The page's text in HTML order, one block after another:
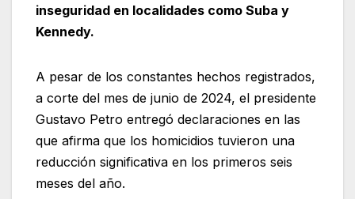
inseguridad en localidades como Suba y
Kennedy.
A pesar de los constantes hechos registrados,
a corte del mes de junio de 2024, el presidente
Gustavo Petro entregó declaraciones en las
que afirma que los homicidios tuvieron una
reducción significativa en los primeros seis
meses del año.